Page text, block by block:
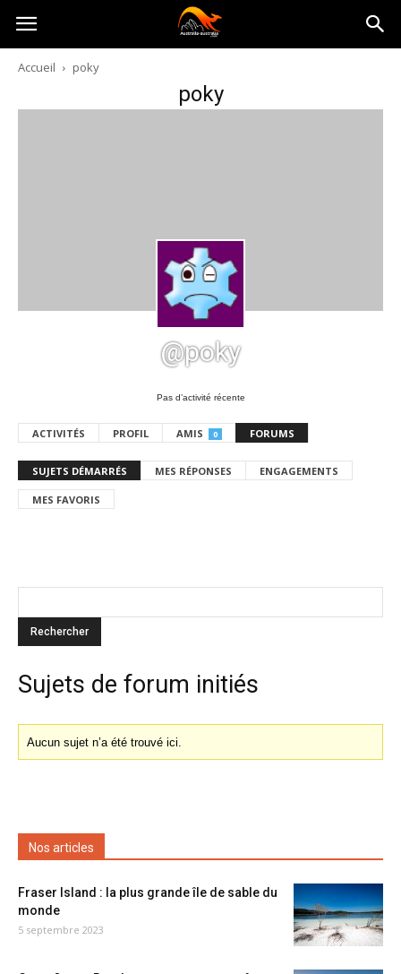
Australia-
australie.com
Accueil poky
poky
@poky
Pas d’activité récente
ACTIVITÉS PROFIL AMIS 0 FORUMS
SUJETS DÉMARRÉS MES RÉPONSES ENGAGEMENTS
MES FAVORIS
Sujets de forum initiés
Aucun sujet n’a été trouvé ici.
Nos articles
Fraser Island : la plus grande île de sable du
monde
5 septembre 2023